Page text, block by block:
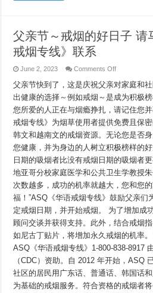
父亲节～戒烟的好日子 请
戒烟专线》联系
June 2, 2023 Comments Offon
亲
节
～
戒
烟
的
好
日
子
请
马
上
ASQ《华
语
戒
烟
专
线》
联
系
父亲节快到了，这是庆祝父亲对家庭和
出健康的选择～例如戒烟～是成为积极
您所爱的人正在与烟瘾挣扎，请记住您
戒烟专线》为烟草使用者提供免费且保
韩文和越南文的戒烟资源。无论您是否
您健康，并为身边的人树立积极榜样的
日期的吸烟者比没有戒烟日期的吸烟者
地亚哥分校家庭医学和公共卫生学教授
次数越多，成功的机率就越大，您和您
福！”ASQ《华语戒烟专线》鼓励父亲们
定戒烟日期，并开始戒烟。 为了增加成
顾问交谈并获得支持。此外，结合戒烟
如尼古丁贴片，将增加永久戒烟的机率
ASQ《华语戒烟专线》1-800-838-8917
（CDC）资助。自 2012 年开始，ASQ
社区的居民用广东话、普通话、韩国话
为基础的戒烟服务。符合资格的戒烟者